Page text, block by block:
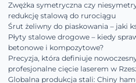
Zwężka symetryczna czy
redukcję stalową do rurociągu
Śrut żeliwny do piaskowania – jaki
Płyty stalowe drogowe – kiedy
betonowe i kompozytowe?
Precyzja, która definiuje
profesjonalne cięcie laserem w
Globalna produkcja stali: Chiny